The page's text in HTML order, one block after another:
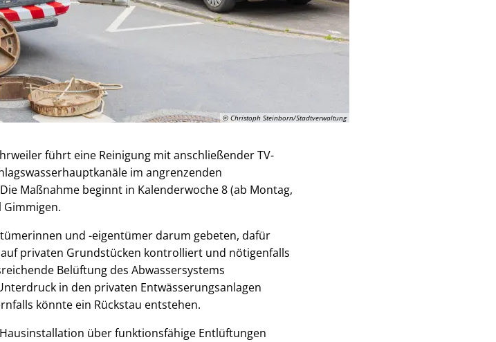
© Christoph Steinborn/Stadtverwaltung
führt eine Reinigung mit anschließender TV-
im angrenzenden
Maßnahme beginnt in Kalenderwoche 8 (ab Montag,
Gimmigen.
und -eigentümer darum gebeten, dafür
privaten Grundstücken kontrolliert und nötigenfalls
Belüftung des Abwassersystems
in den privaten Entwässerungsanlagen
könnte ein Rückstau entstehen.
über funktionsfähige Entlüftungen